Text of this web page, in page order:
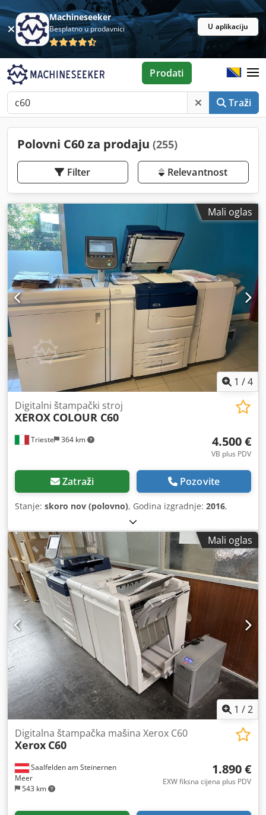
Machineseeker
Besplatno u prodavnici U aplikaciju
Traži
Prodati
Polovni C60 za prodaju (255)
Filter Relevantnost
Mali oglas
1 /4
Trieste 364 km
Digitalni štampački stroj
XEROX COLOUR C60
4.500 €
VB plus PDV
Zatraži Pozovite
Stanje: skoro nov (polovno), Godina izgradnje: 2016,
Mali oglas
1 /2
Saalfelden am Steinernen
Meer
543 km
Digitalna štampačka mašina Xerox C60
Xerox C60
1.890 €
EXW fiksna cijena plus PDV